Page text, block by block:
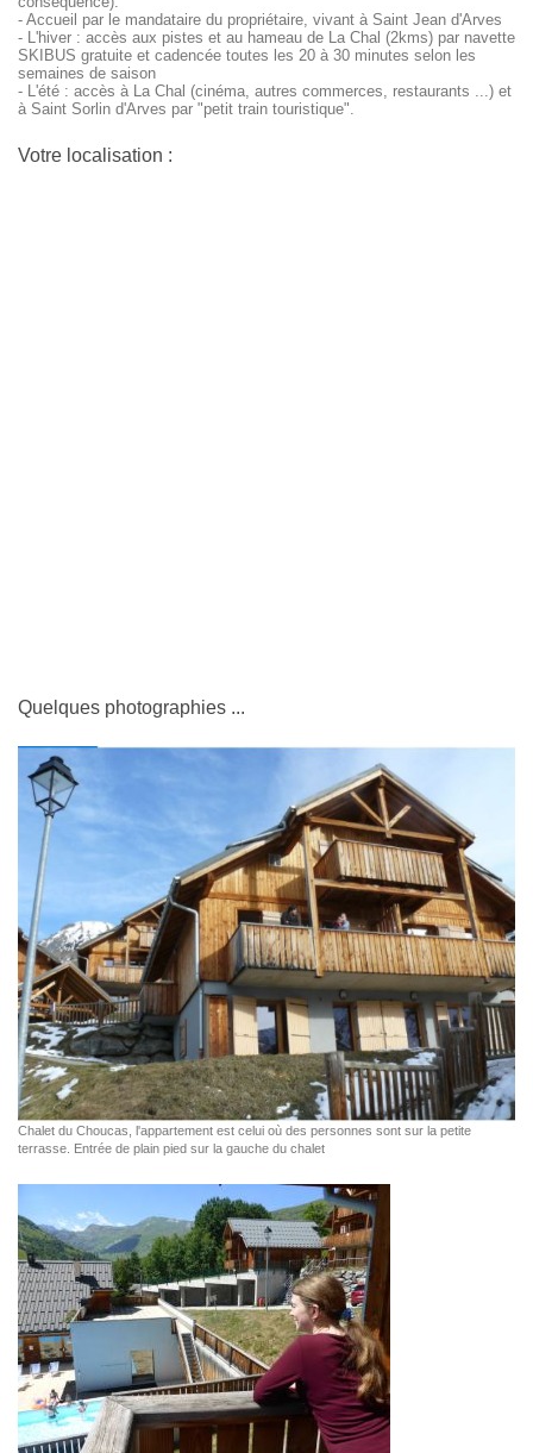
- Accueil par le mandataire du propriétaire, vivant à Saint Jean d'Arves
- L'hiver : accès aux pistes et au hameau de La Chal (2kms) par navette
SKIBUS gratuite et cadencée toutes les 20 à 30 minutes selon les
semaines de saison
- L'été : accès à La Chal (cinéma, autres commerces, restaurants ...) et
à Saint Sorlin d'Arves par "petit train touristique".
Votre localisation :
Quelques photographies ...
Chalet du Choucas, l'appartement est celui où des personnes sont sur la petite
terrasse. Entrée de plain pied sur la gauche du chalet